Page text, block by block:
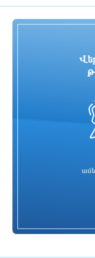
Նիկոլայ Ծատուրյանի
պատրաստման
ծախսերին որպես